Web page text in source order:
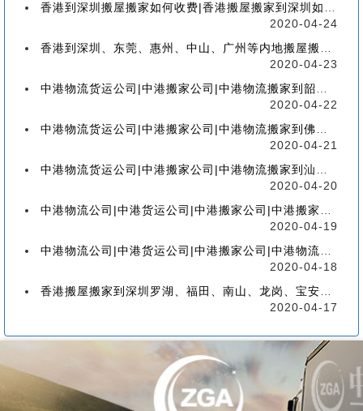
香港到深圳搬屋搬家如何收费|香港搬屋搬家到深圳如何计费-【分享公司具体报价操作流程】
2020-04-24
香港到深圳、东莞、惠州、中山、广州等内地搬屋搬家，如何选择香港物流搬家公司
2020-04-23
中港物流货运公司|中港搬家公司|中港物流搬家到韶关流程、联运、包装、价格、电话、标准
2020-04-22
中港物流货运公司|中港搬家公司|中港物流搬家到佛山流程、联运、包装、价格、电话、标准
2020-04-21
中港物流货运公司|中港搬家公司|中港物流搬家到汕头的流程、联运、包装、价格、电话、标准
2020-04-20
中港物流公司|中港货运公司|中港搬家公司|中港搬家到珠海的流程、联运、包装、价格、电话
2020-04-19
中港物流公司|中港货运公司|中港搬家公司|中港物流搬家到广州的流程、联运、包装、价格
2020-04-18
香港搬屋搬家到深圳罗湖、福田、南山、龙岗、宝安、盐田、龙华、大鹏、坪山流程和价格
2020-04-17